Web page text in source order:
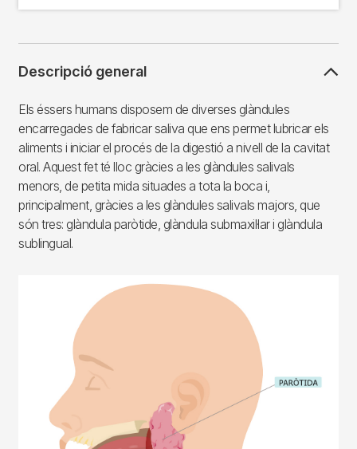
Descripció general
Els éssers humans disposem de diverses glàndules
encarregades de fabricar saliva que ens permet lubricar els
aliments i iniciar el procés de la digestió a nivell de la cavitat
oral. Aquest fet té lloc gràcies a les glàndules salivals
menors, de petita mida situades a tota la boca i,
principalment, gràcies a les glàndules salivals majors, que
són tres: glàndula paròtide, glàndula submaxil·lar i glàndula
sublingual.